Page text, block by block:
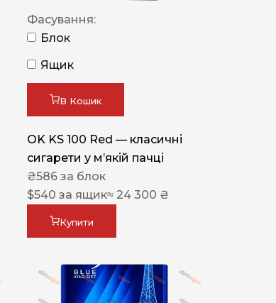
Фасування:
Блок
Ящик
В Кошик
OK KS 100 Red — класичні
сигарети у м’якій пачці
₴586 за блок
$540 за ящик≈ 24 300 ₴
Купити